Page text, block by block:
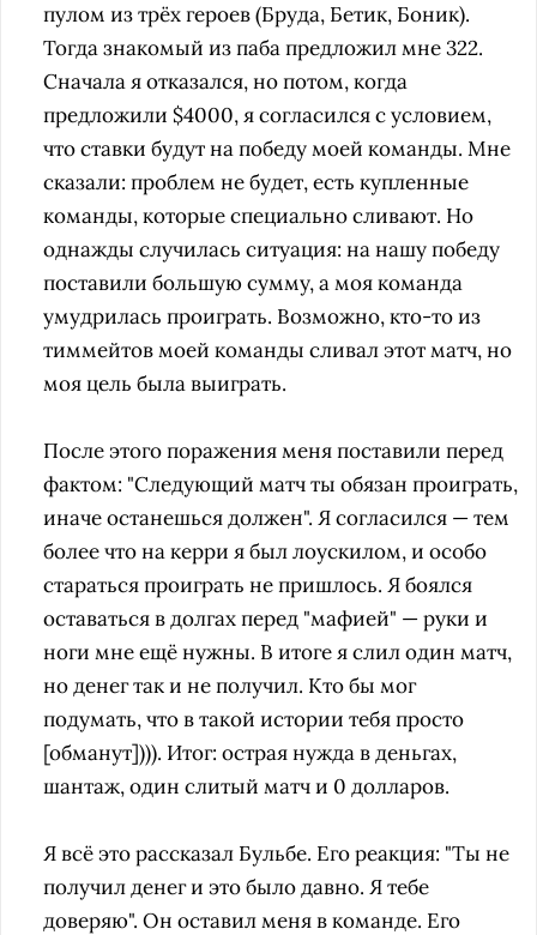
пулом из трёх героев (Бруда, Бетик, Боник).
Тогда знакомый из паба предложил мне 322.
Сначала я отказался, но потом, когда
предложили $4000, я согласился с условием,
что ставки будут на победу моей команды. Мне
сказали: проблем не будет, есть купленные
команды, которые специально сливают. Но
однажды случилась ситуация: на нашу победу
поставили большую сумму, а моя команда
умудрилась проиграть. Возможно, кто-то из
тиммейтов моей команды сливал этот матч, но
моя цель была выиграть.
После этого поражения меня поставили перед
фактом: "Следующий матч ты обязан проиграть,
иначе останешься должен". Я согласился — тем
более что на керри я был лоускилом, и особо
стараться проиграть не пришлось. Я боялся
оставаться в долгах перед "мафией" — руки и
ноги мне ещё нужны. В итоге я слил один матч,
но денег так и не получил. Кто бы мог
подумать, что в такой истории тебя просто
[обманут]))). Итог: острая нужда в деньгах,
шантаж, один слитый матч и 0 долларов.
Я всё это рассказал Бульбе. Его реакция: "Ты не
получил денег и это было давно. Я тебе
доверяю". Он оставил меня в команде. Его